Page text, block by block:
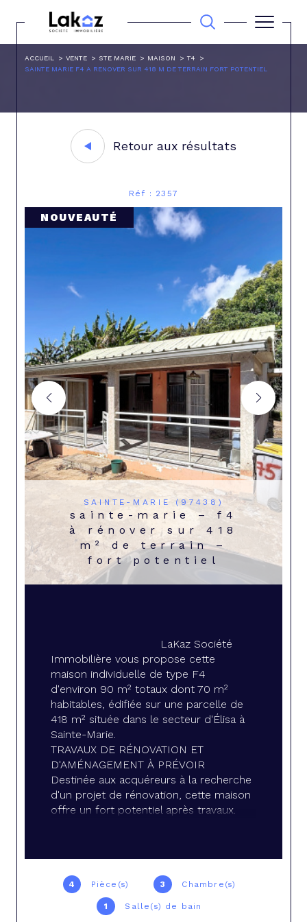
ACCUEIL VENTE STE MARIE MAISON
T4
SAINTE MARIE F4 A RENOVER SUR 418 M DE TERRAIN FORT POTENTIEL
Retour aux résultats
Réf : 2357
NOUVEAUTÉ
SAINTE-MARIE (97438)
sainte-marie – f4
à rénover sur 418
m² de terrain –
fort potentiel
4 Pièce(s) 3 Chambre(s)
1 Salle(s) de bain
LaKaz Société
Immobilière vous propose cette
maison individuelle de type F4
d'environ 90 m² totaux dont 70 m²
habitables, édifiée sur une parcelle de
418 m² située dans le secteur d'Élisa à
Sainte-Marie.
TRAVAUX DE RÉNOVATION ET
D'AMÉNAGEMENT À PRÉVOIR
Destinée aux acquéreurs à la recherche
d'un projet de rénovation, cette maison
offre un fort potentiel après travaux.
Une cuisine